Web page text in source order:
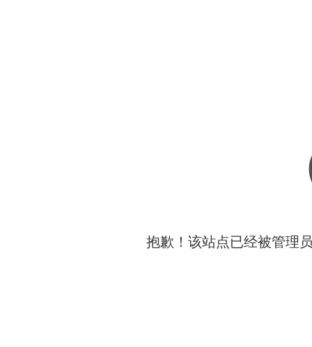
抱歉！该站点已经被管理